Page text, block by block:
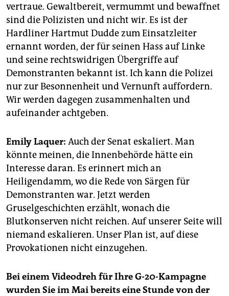
vertraue. Gewaltbereit, vermummt und bewaffnet
sind die Polizisten und nicht wir. Es ist der
Hardliner Hartmut Dudde zum Einsatzleiter
ernannt worden, der für seinen Hass auf Linke
und seine rechtswidrigen Übergriffe auf
Demonstranten bekannt ist. Ich kann die Polizei
nur zur Besonnenheit und Vernunft auffordern.
Wir werden dagegen zusammenhalten und
aufeinander achtgeben.
Emily Laquer: Auch der Senat eskaliert. Man
könnte meinen, die Innenbehörde hätte ein
Interesse daran. Es erinnert mich an
Heiligendamm, wo die Rede von Särgen für
Demonstranten war. Jetzt werden
Gruselgeschichten erzählt, wonach die
Blutkonserven nicht reichen. Auf unserer Seite will
niemand eskalieren. Unser Plan ist, auf diese
Provokationen nicht einzugehen.
Bei einem Videodreh für Ihre G-20-Kampagne
wurden Sie im Mai bereits eine Stunde von der